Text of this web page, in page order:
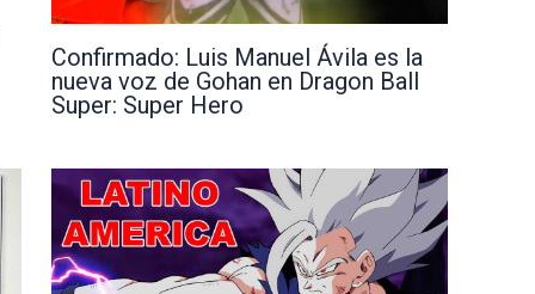
Confirmado: Luis Manuel Ávila es la
nueva voz de Gohan en Dragon Ball
Super: Super Hero